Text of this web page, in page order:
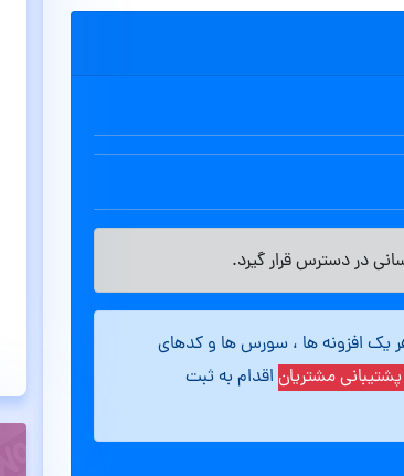
در دسترس قرار گیرد.
یک افزونه ها ، سورس ها و کدهای
مشتریان اقدام به ثبت